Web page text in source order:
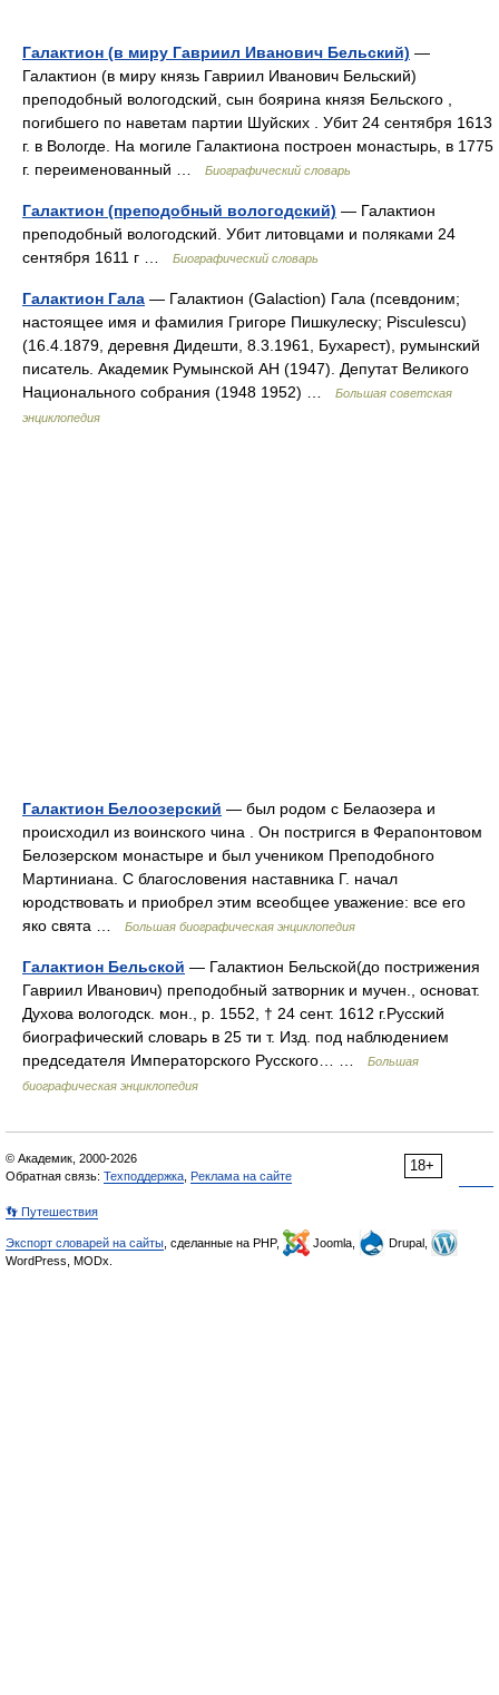
Галактион (в миру Гавриил Иванович Бельский) —
Галактион (в миру князь Гавриил Иванович Бельский)
преподобный вологодский, сын боярина князя Бельского ,
погибшего по наветам партии Шуйских . Убит 24 сентября 1613
г. в Вологде. На могиле Галактиона построен монастырь, в 1775
г. переименованный …
Биографический словарь
Галактион (преподобный вологодский) — Галактион
преподобный вологодский. Убит литовцами и поляками 24
сентября 1611 г …
Биографический словарь
Галактион Гала — Галактион (Galaction) Гала (псевдоним;
настоящее имя и фамилия Григоре Пишкулеску; Pisculescu)
(16.4.1879, деревня Дидешти, 8.3.1961, Бухарест), румынский
писатель. Академик Румынской АН (1947). Депутат Великого
Национального собрания (1948 1952) …
Большая советская
энциклопедия
Галактион Белоозерский — был родом с Белаозера и
происходил из воинского чина . Он постригся в Ферапонтовом
Белозерском монастыре и был учеником Преподобного
Мартиниана. С благословения наставника Г. начал
юродствовать и приобрел этим всеобщее уважение: все его
яко свята …
Большая биографическая энциклопедия
Галактион Бельской — Галактион Бельской(до пострижения
Гавриил Иванович) преподобный затворник и мучен., основат.
Духова вологодск. мон., р. 1552, † 24 сент. 1612 г.Русский
биографический словарь в 25 ти т. Изд. под наблюдением
председателя Императорского Русского… …
Большая
биографическая энциклопедия
18+
© Академик, 2000-2026
Обратная связь: Техподдержка Реклама на сайте
👣 Путешествия
Экспорт словарей на сайты , сделанные на PHP, Joomla,
Drupal,
WordPress, MODx.